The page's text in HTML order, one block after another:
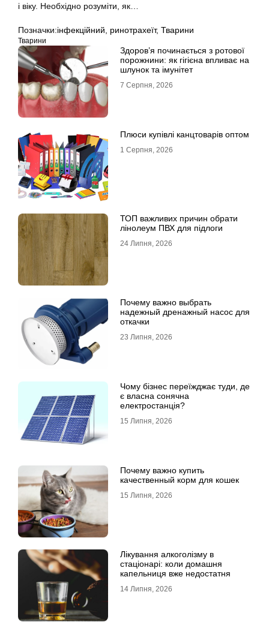
і віку. Необхідно розуміти, як…
Позначки:інфекційний ринотрахеїт, Тварини
Тварини
Здоров’я починається з ротової
порожнини: як гігієна впливає на
шлунок та імунітет
7 Серпня, 2026
Плюси купівлі канцтоварів оптом
1 Серпня, 2026
ТОП важливих причин обрати
лінолеум ПВХ для підлоги
24 Липня, 2026
Почему важно выбрать
надежный дренажный насос для
откачки
23 Липня, 2026
Чому бізнес переїжджає туди, де
є власна сонячна
електростанція?
15 Липня, 2026
Почему важно купить
качественный корм для кошек
15 Липня, 2026
Лікування алкоголізму в
стаціонарі: коли домашня
капельниця вже недостатня
14 Липня, 2026